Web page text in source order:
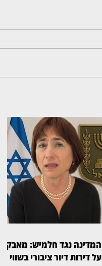
המדינה נגד חלמיש: מאבק
על דירות דיור ציבורי בשווי